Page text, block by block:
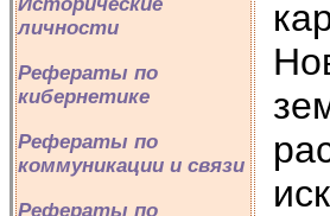
личности
Рефераты по
кибернетике
Рефераты по
коммуникации и связи
Рефераты по